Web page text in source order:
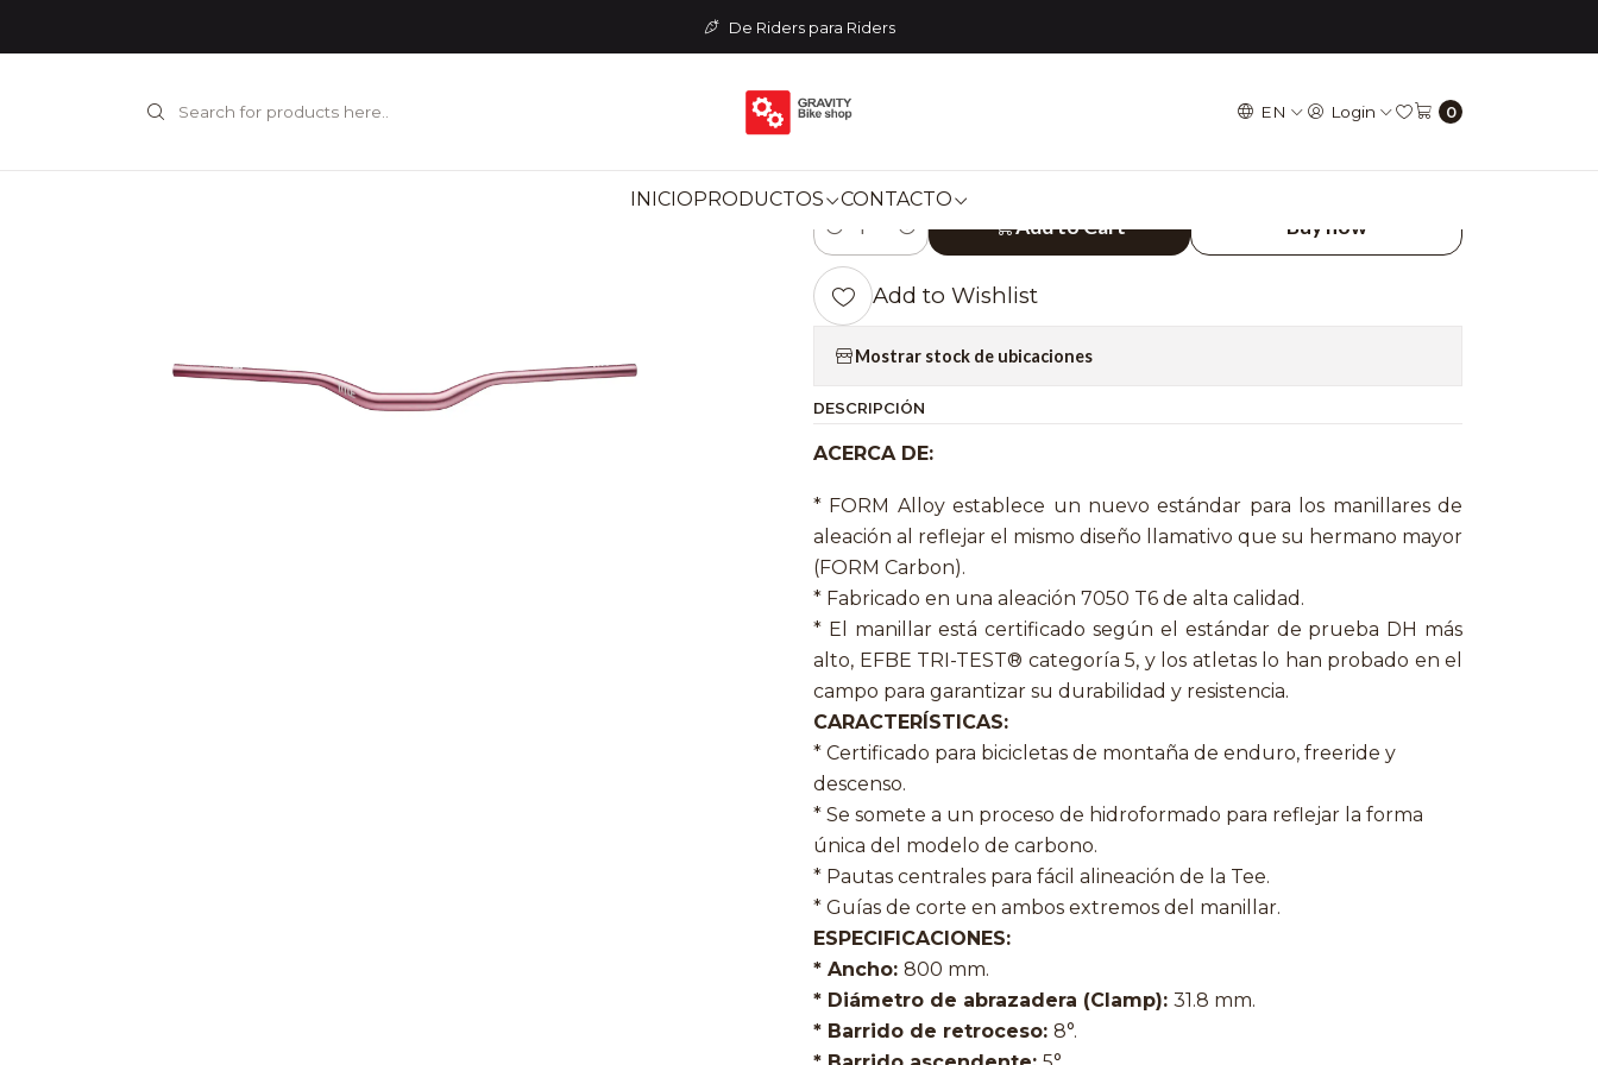
EN Login 0
INICIOPRODUCTOS CONTACTO
De Riders para Riders
Manubrios MANUBRIO TITLE AH1 - 31.8 mm x 38 rise - PINK
|
MANUBRIO TITLE AH1 - 31.8 mm x
38 rise - PINK
Quantity
Add to Cart Buy now
Add to Wishlist
Mostrar stock de ubicaciones
DESCRIPCIÓN
ACERCA DE:
* FORM Alloy establece un nuevo estándar para los manillares de
aleación al reflejar el mismo diseño llamativo que su hermano mayor
(FORM Carbon).
* Fabricado en una aleación 7050 T6 de alta calidad.
* El manillar está certificado según el estándar de prueba DH más
alto, EFBE TRI-TEST® categoría 5, y los atletas lo han probado en el
campo para garantizar su durabilidad y resistencia.
CARACTERÍSTICAS:
* Certificado para bicicletas de montaña de enduro, freeride y
descenso.
* Se somete a un proceso de hidroformado para reflejar la forma
única del modelo de carbono.
* Pautas centrales para fácil alineación de la Tee.
* Guías de corte en ambos extremos del manillar.
ESPECIFICACIONES:
* Ancho: 800 mm.
* Diámetro de abrazadera (Clamp): 31.8 mm.
* Barrido de retroceso: 8°.